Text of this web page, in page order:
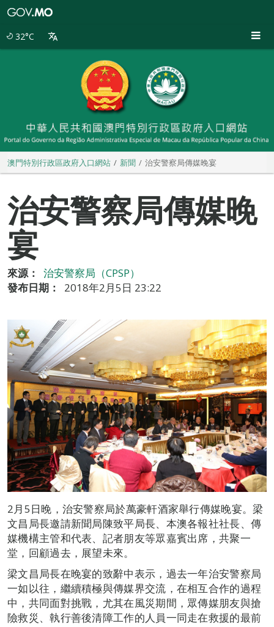
32°C
澳門特別行政區政府入口網站 新聞 治安警察局傳媒晚宴
治安警察局傳媒晚
宴
來源：
治安警察局（CPSP）
發布日期：
2018年2月5日 23:22
2月5日晚，治安警察局於萬豪軒酒家舉行傳媒晚宴。梁
文昌局長邀請新聞局陳致平局長、本澳各報社社長、傳
媒機構主管和代表、記者朋友等眾嘉賓出席，共聚一
堂，回顧過去，展望未來。
梁文昌局長在晚宴的致辭中表示，過去一年治安警察局
一如以往，繼續積極與傳媒界交流，在相互合作的過程
中，共同面對挑戰，尤其在風災期間，眾傳媒朋友與搶
險救災、執行善後清障工作的人員一同走在救援的最前